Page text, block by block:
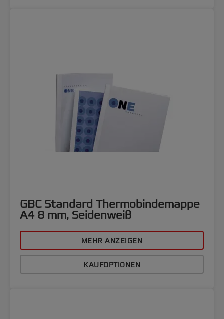
GBC Standard Thermobindemappe
A4 8 mm, Seidenweiß
MEHR ANZEIGEN
KAUFOPTIONEN